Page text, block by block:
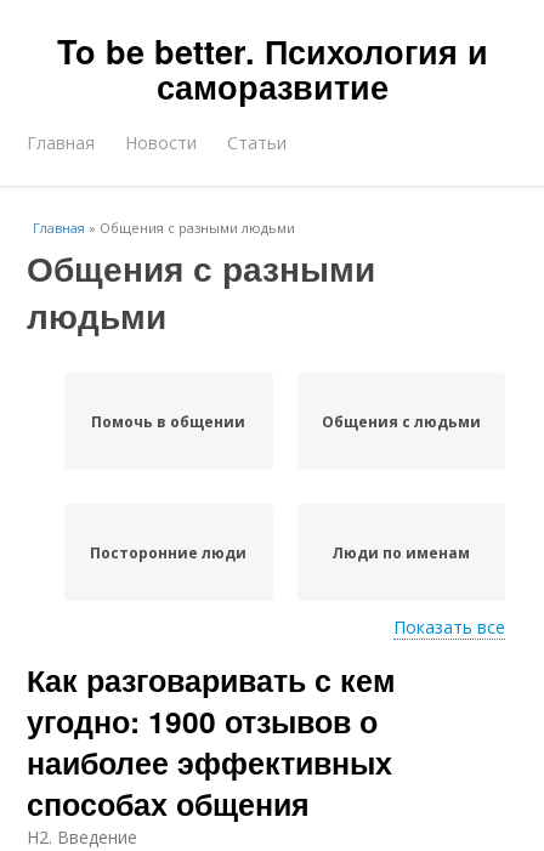
To be better. Психология и
саморазвитие
Главная Новости Статьи
Главная » Общения с разными людьми
Общения с разными
людьми
Помочь в общении Общения с людьми
Посторонние люди Люди по именам
Ошибки при общении Отношения с людьми
Диалог с разными
Показать все
Как разговаривать с кем
угодно: 1900 отзывов о
наиболее эффективных
способах общения
H2. Введение